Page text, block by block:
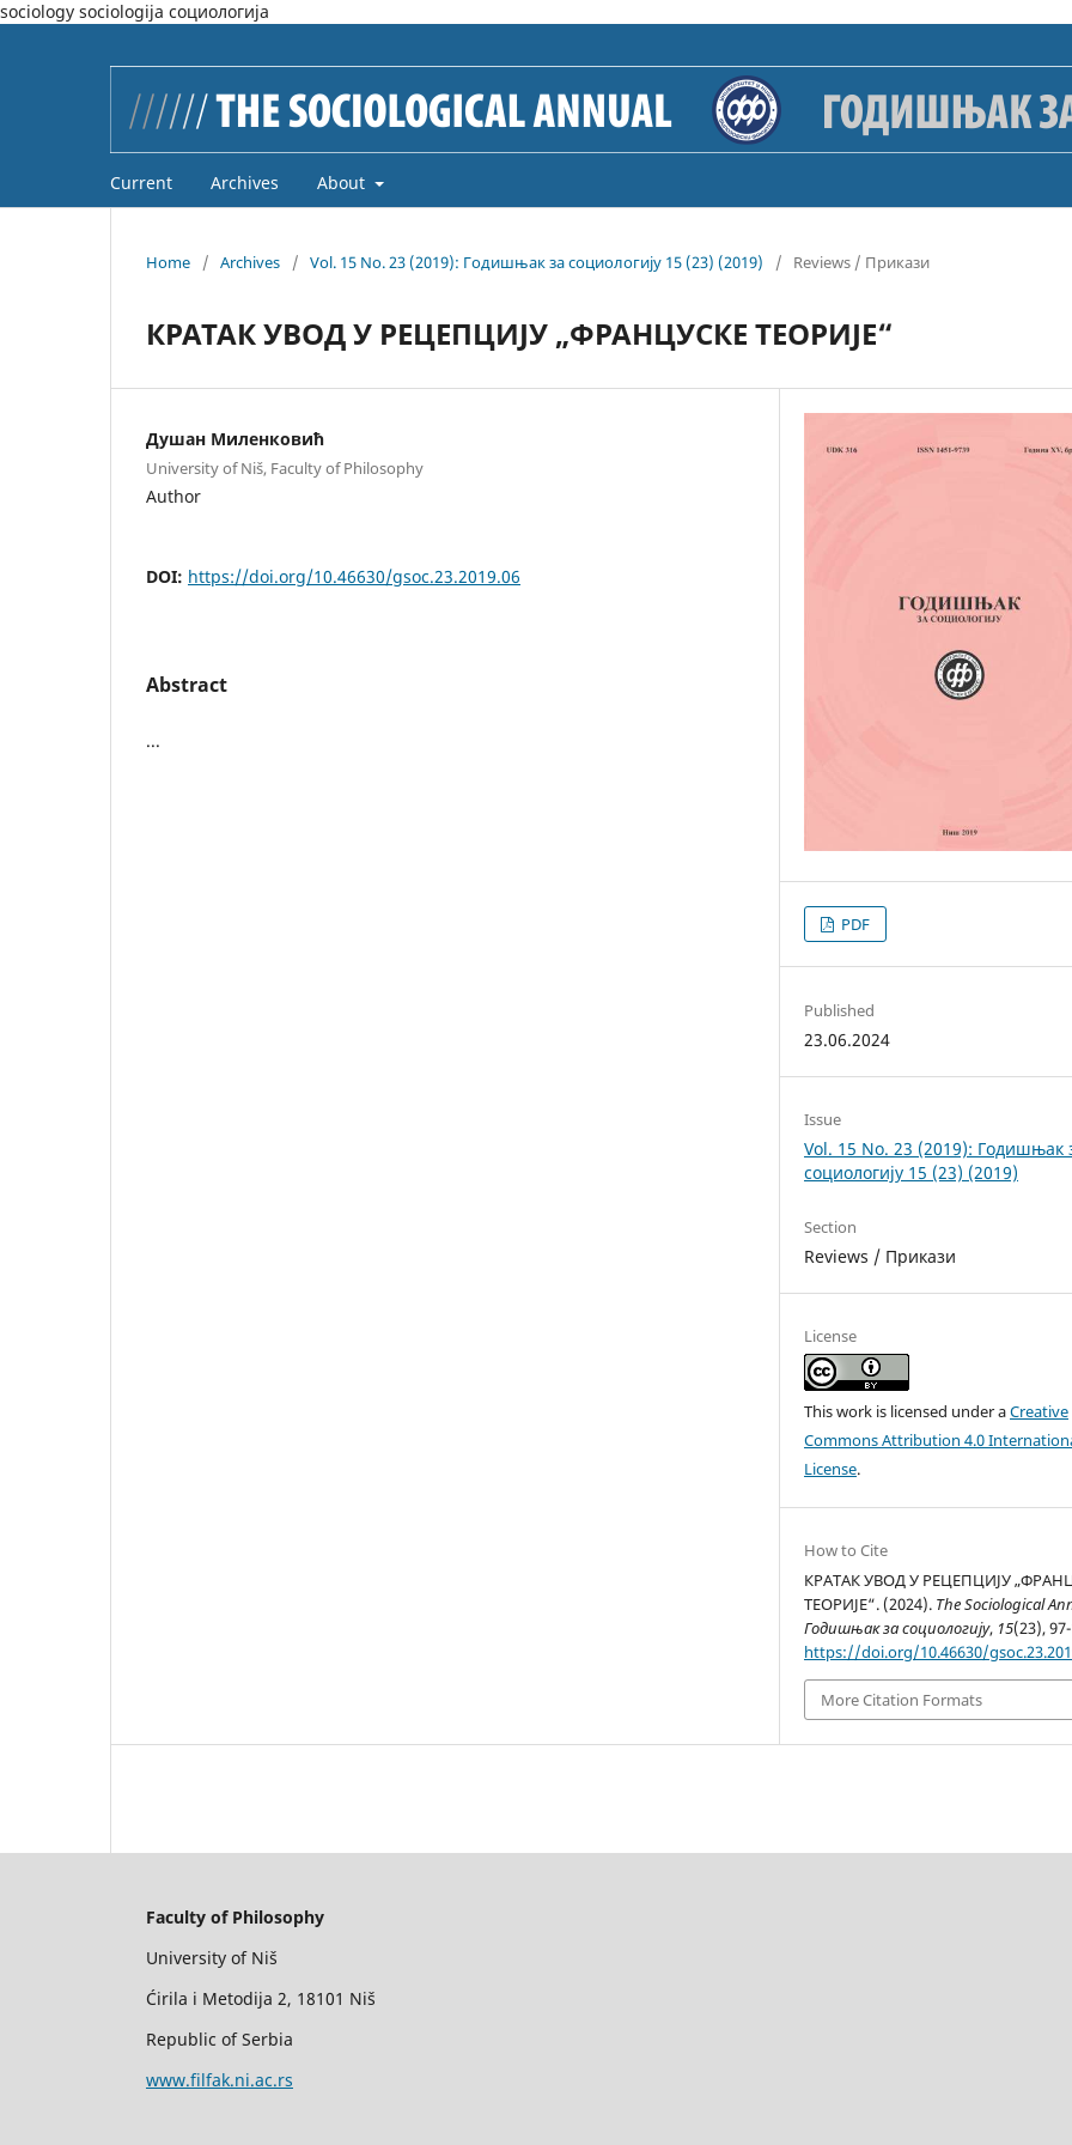
sociology sociologija социологија
Current Archives About
Home / Archives / Vol. 15 No. 23 (2019): Годишњак за социологију 15 (23) (2019) / Reviews / Прикази
КРАТАК УВОД У РЕЦЕПЦИЈУ „ФРАНЦУСКЕ ТЕОРИЈЕ“
Душан Миленковић
University of Niš, Faculty of Philosophy
Author
DOI: https://doi.org/10.46630/gsoc.23.2019.06
Abstract
...
PDF
Published
23.06.2024
Issue
Vol. 15 No. 23 (2019): Годишњак
социологију 15 (23) (2019)
Section
Reviews / Прикази
License
This work is licensed under aCreative
Commons Attribution 4.0
License.
How to Cite
КРАТАК УВОД У РЕЦЕПЦИЈУ
ТЕОРИЈЕ“. (2024). The Sociological
Годишњак за социологију, 15(23),
https://doi.org/10.46630/
More Citation Formats
Faculty of Philosophy
University of Niš
Ćirila i Metodija 2, 18101 Niš
Republic of Serbia
www.filfak.ni.ac.rs